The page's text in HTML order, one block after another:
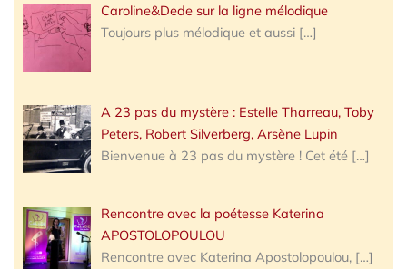
Caroline&Dede sur la ligne mélodique
Toujours plus mélodique et aussi […]
A 23 pas du mystère : Estelle Tharreau, Toby
Peters, Robert Silverberg, Arsène Lupin
Bienvenue à 23 pas du mystère ! Cet été […]
Rencontre avec la poétesse Katerina
APOSTOLOPOULOU
Rencontre avec Katerina Apostolopoulou, […]